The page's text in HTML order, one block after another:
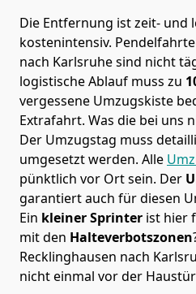
Die Entfernung ist zeit- und
kostenintensiv.
nach Karlsruhe sind nicht
logistische Ablauf muss zu
vergessene Umzugskiste
Extrafahrt. Was die bei uns
Der Umzugstag muss
umgesetzt werden. Alle
pünktlich vor Ort sein. Der
garantiert auch für diesen
Ein kleiner Sprinter ist hier
mit den Halteverbotszonen
Recklinghausen nach
nicht einmal vor der